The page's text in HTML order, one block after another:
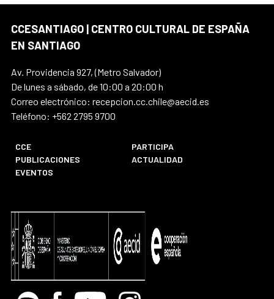
CCESANTIAGO | CENTRO CULTURAL DE ESPAÑA
EN SANTIAGO
Av. Providencia 927, (Metro Salvador)
De lunes a sábado, de 10:00 a 20:00 h
Correo electrónico: recepcion.cc.chile@aecid.es
Teléfono: +562 2795 9700
CCE
PARTICIPA
PUBLICACIONES
ACTUALIDAD
EVENTOS